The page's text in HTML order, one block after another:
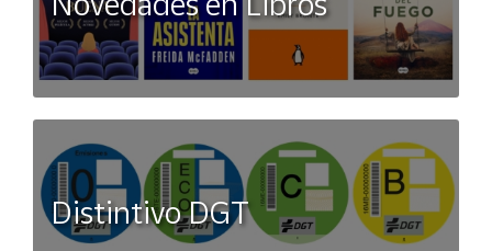
Distintivo DGT